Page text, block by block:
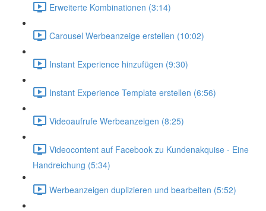
Erweiterte Kombinationen (3:14)
Carousel Werbeanzeige erstellen (10:02)
Instant Experience hinzufügen (9:30)
Instant Experience Template erstellen (6:56)
Videoaufrufe Werbeanzeigen (8:25)
Videocontent auf Facebook zu Kundenakquise - Eine
Handreichung (5:34)
Werbeanzeigen duplizieren und bearbeiten (5:52)